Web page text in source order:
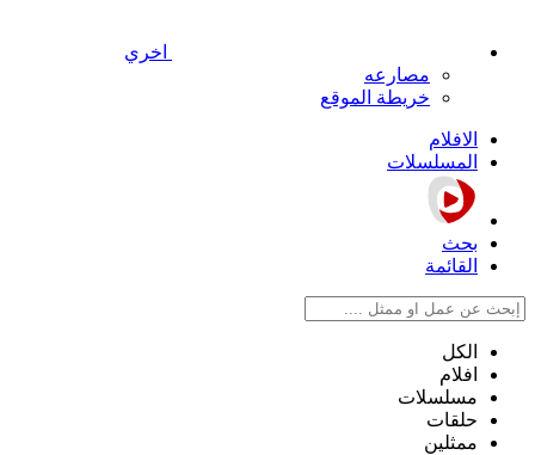
اخري
مصارعه
خريطة الموقع
الافلام
المسلسلات
بحث
القائمة
الكل
افلام
مسلسلات
حلقات
ممثلين